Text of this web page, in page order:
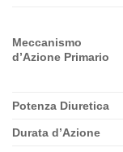
Meccanismo
d’Azione Primario
Potenza Diuretica
Durata d’Azione